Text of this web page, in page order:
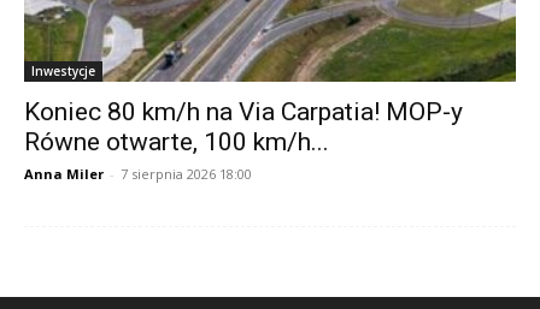
Inwestycje
Koniec 80 km/h na Via Carpatia! MOP-y
Równe otwarte, 100 km/h...
Anna Miler - 7 sierpnia 2026 18:00